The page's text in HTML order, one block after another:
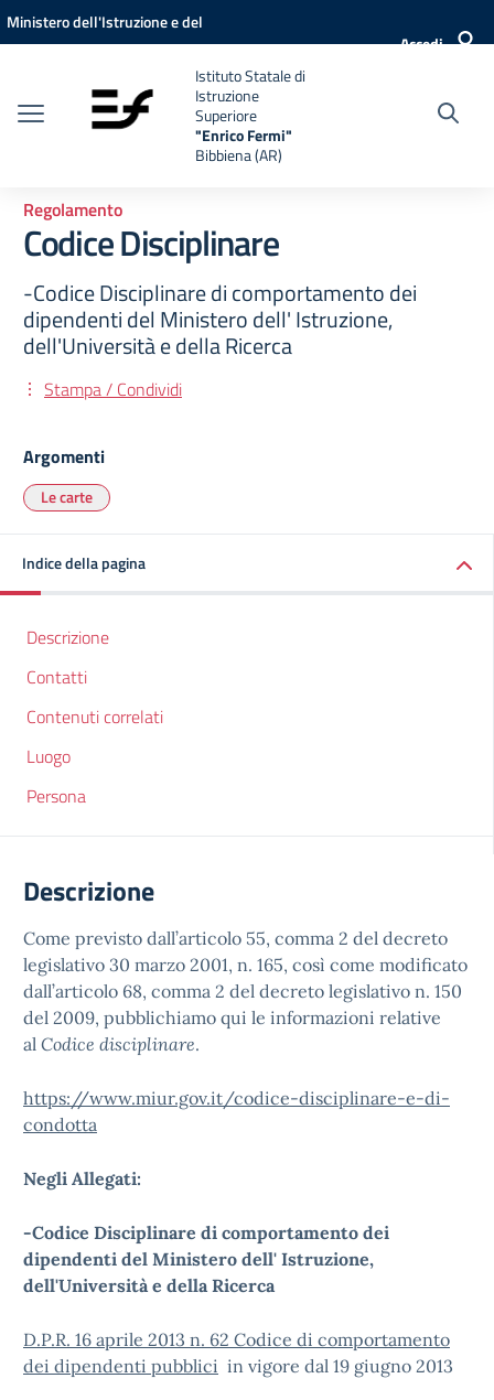
Vai ai contenuti
Vai al menu di navigazione
Vai al footer
Ministero dell'Istruzione e del
Accedi
Istituto Statale di
Istruzione
Superiore
"Enrico Fermi"
Bibbiena (AR)
Regolamento
Codice Disciplinare
-Codice Disciplinare di comportamento dei
dipendenti del Ministero dell' Istruzione,
dell'Università e della Ricerca
Stampa / Condividi
Argomenti
Le carte
Indice della pagina
Descrizione
Contatti
Contenuti correlati
Luogo
Persona
Descrizione
Come previsto dall’articolo 55, comma 2 del decreto
legislativo 30 marzo 2001, n. 165, così come modificato
dall’articolo 68, comma 2 del decreto legislativo n. 150
del 2009, pubblichiamo qui le informazioni relative
al Codice disciplinare.
https://www.miur.gov.it/codice-disciplinare-e-di-
condotta
Negli Allegati:
-Codice Disciplinare di comportamento dei
dipendenti del Ministero dell' Istruzione,
dell'Università e della Ricerca
D.P.R. 16 aprile 2013 n. 62 Codice di comportamento
dei dipendenti pubblici in vigore dal 19 giugno 2013